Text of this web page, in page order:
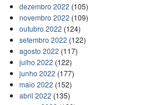
dezembro 2022 (105)
novembro 2022 (109)
outubro 2022 (124)
setembro 2022 (122)
agosto 2022 (117)
julho 2022 (122)
junho 2022 (177)
maio 2022 (152)
abril 2022 (135)